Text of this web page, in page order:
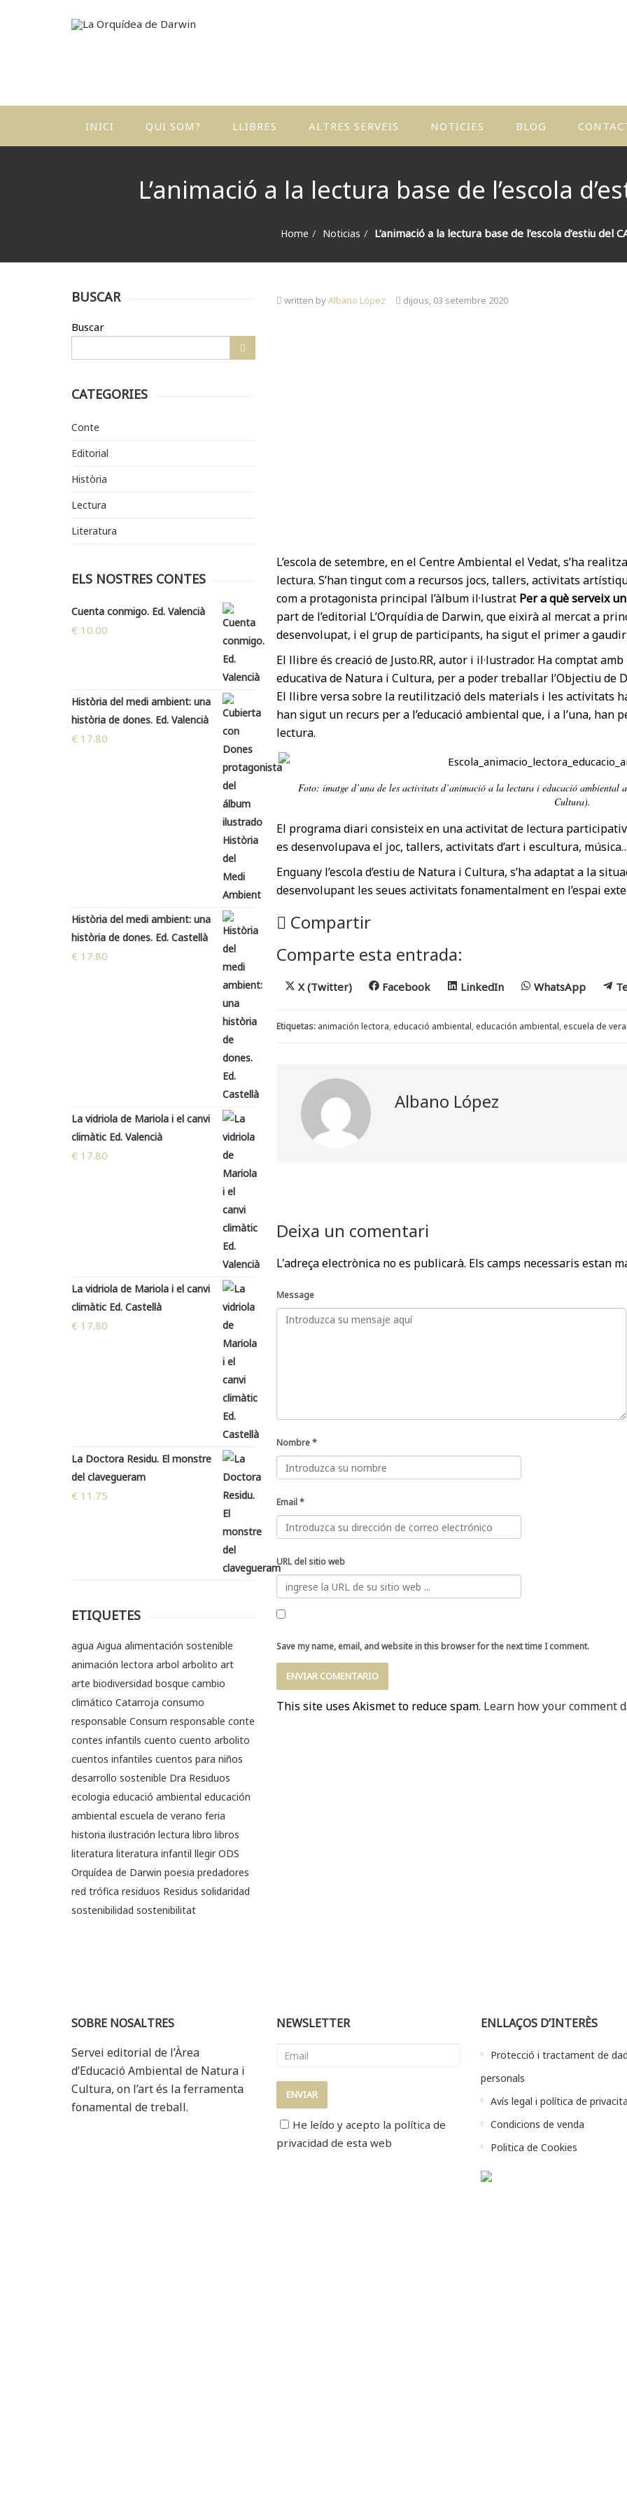
INICI QUI SOM? LLIBRES ALTRES SERVEIS
PERSONALIZATS
IL·LUSTRA
NOTICIES BLOG
L’animació a la lectura base de l’escola
Home Noticias L’animació a la lectura base de l’escola d’estiu del
written byAlbano López dijous, 03 setembre 2020
L’escola de setembre, en el Centre Ambiental el Vedat, s’ha
lectura. S’han tingut com a recursos jocs, tallers, activitats
com a protagonista principal l’àlbum il·lustrat Per a què serveix
part de l’editorial L’Orquídia de Darwin, que eixirà al mercat a
desenvolupat, i el grup de participants, ha sigut el primer a
El llibre és creació de Justo.RR, autor i il·lustrador. Ha comptat
educativa de Natura i Cultura, per a poder treballar l’Objectiu de
El llibre versa sobre la reutilització dels materials i les activitats
han sigut un recurs per a l’educació ambiental que, i a l’una, han
lectura.
Foto: imatge d’una de les activitats d’animació a la lectura i educació
Cultura).
El programa diari consisteix en una activitat de lectura
es desenvolupava el joc, tallers, activitats d’art i escultura,
Enguany l’escola d’estiu de Natura i Cultura, s’ha adaptat a la
desenvolupant les seues activitats fonamentalment en l’espai
Compartir
Comparte esta entrada:
Share
X (Twitter)
Share
Facebook
Share
LinkedIn
Share
WhatsApp
Etiquetas: animación lectora,educació ambiental,educación ambiental,escuela de
Albano López
Deixa un comentari
L'adreça electrònica no es publicarà. Els camps necessaris estan
Message
Nombre*
Email*
URL del sitio web
Save my name, email, and website in this browser for the next time I comment.
This site uses Akismet to reduce spam. Learn how your comment
BUSCAR
Buscar
CATEGORIES
Conte
Editorial
Història
Lectura
Literatura
ELS NOSTRES CONTES
Cuenta conmigo. Ed. Valencià
€ 10.00
Història del medi ambient: una
història de dones. Ed. Valencià
€ 17.80
Història del medi ambient: una
història de dones. Ed. Castellà
€ 17.80
La vidriola de Mariola i el canvi
climàtic Ed. Valencià
€ 17.80
La vidriola de Mariola i el canvi
climàtic Ed. Castellà
€ 17.80
La Doctora Residu. El monstre
del clavegueram
€ 11.75
ETIQUETES
agua Aigua alimentación sostenible
animación lectora arbol arbolito art
arte biodiversidad bosque cambio
climático Catarroja consumo
responsable Consum responsable conte
contes infantils cuento cuento arbolito
cuentos infantiles cuentos para niños
desarrollo sostenible Dra Residuos
ecologia educació ambiental educación
ambiental escuela de verano feria
historia ilustración lectura libro libros
literatura literatura infantil llegir ODS
Orquídea de Darwin poesia predadores
red trófica residuos Residus solidaridad
sostenibilidad sostenibilitat
SOBRE NOSALTRES
Servei editorial de l’Àrea
d’Educació Ambiental de Natura i
Cultura, on l’art és la ferramenta
fonamental de treball.
NEWSLETTER
He leído y acepto la política de
privacidad de esta web
ENLLAÇOS D’INTERÈS
Protecció i tractament de
personals
Avís legal i política de
Condicions de venda
Politica de Cookies